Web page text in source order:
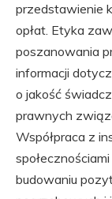
przedstawienie
opłat. Etyka
poszanowania
informacji
o jakość
prawnych
Współpraca z
budowaniu